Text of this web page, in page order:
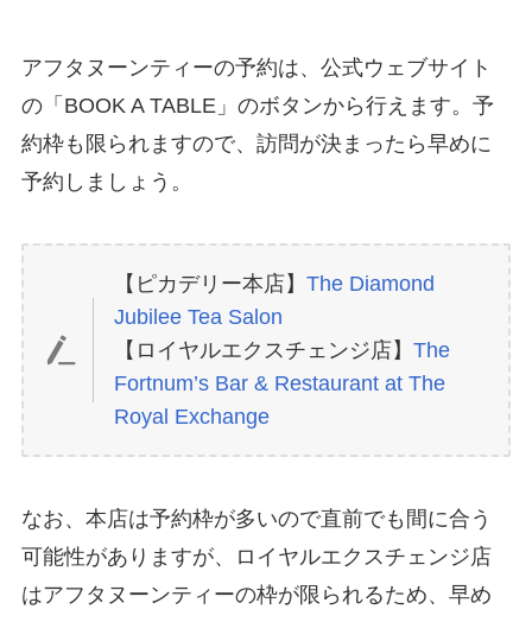
アフタヌーンティーの予約は、公式ウェブサイト
の「BOOK A TABLE」のボタンから行えます。予
約枠も限られますので、訪問が決まったら早めに
予約しましょう。
【ピカデリー本店】The Diamond
Jubilee Tea Salon
【ロイヤルエクスチェンジ店】The
Fortnum’s Bar & Restaurant at The
Royal Exchange
なお、本店は予約枠が多いので直前でも間に合う
可能性がありますが、ロイヤルエクスチェンジ店
はアフタヌーンティーの枠が限られるため、早め